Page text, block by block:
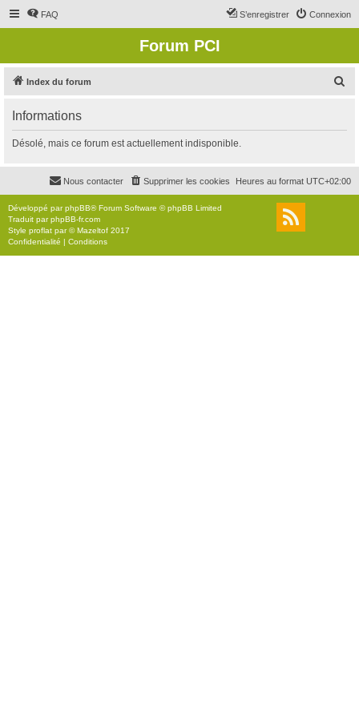
FAQ Connexion
S’enregistrer
Forum PCI
Index du forum
r
c
r
Informations
Désolé, mais ce forum est actuellement indisponible.
Heures au format UTC+02:00
Supprimer les cookies
Nous contacter
Développé parphpBB® Forum Software © phpBB Limited
Traduit parphpBB-fr.com
Style proflat par ©Mazeltof 2017
Confidentialité | Conditions